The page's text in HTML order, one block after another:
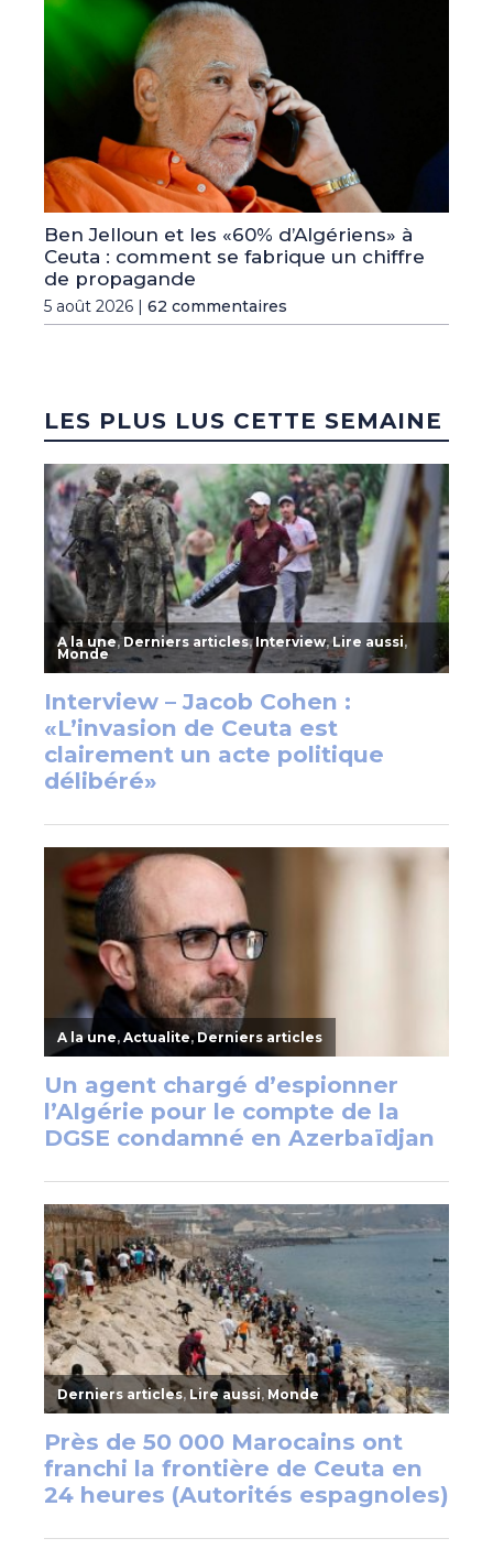
Ben Jelloun et les «60% d’Algériens» à
Ceuta : comment se fabrique un chiffre
de propagande
5 août 2026 | 62 commentaires
LES PLUS LUS CETTE SEMAINE